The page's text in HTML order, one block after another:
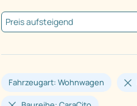
Fahrzeugart: Wohnwagen